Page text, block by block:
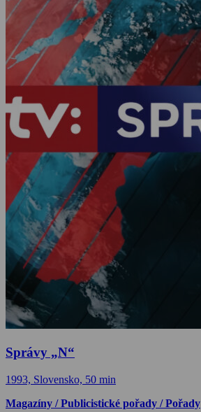
Správy „N“
1993, Slovensko, 50 min
Magazíny / Publicistické pořady / Pořady